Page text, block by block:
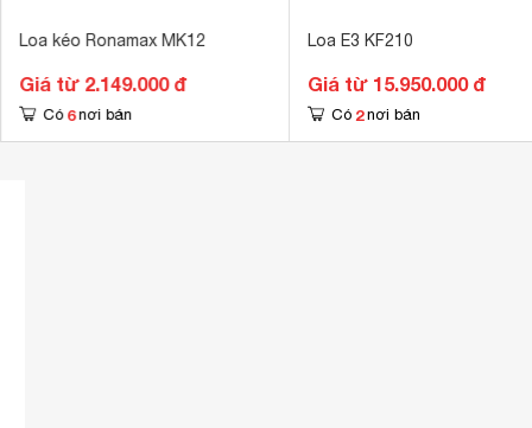
Loa kéo Ronamax MK12
Giá từ 2.149.000 đ
Có 6 nơi bán
Loa E3 KF210
Giá từ 15.950.000 đ
Có 2 nơi bán